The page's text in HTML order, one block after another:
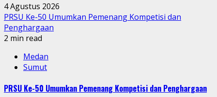
4 Agustus 2026
PRSU Ke-50 Umumkan Pemenang Kompetisi dan
Penghargaan
2 min read
Medan
Sumut
PRSU Ke-50 Umumkan Pemenang Kompetisi dan Penghargaan